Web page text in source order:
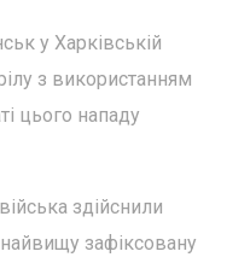
у Харківській
з використанням
цього нападу
здійснили
зафіксовану